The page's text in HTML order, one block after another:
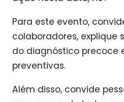
Para este evento,
colaboradores, explique
do diagnóstico precoce
preventivas.
Além disso, convide